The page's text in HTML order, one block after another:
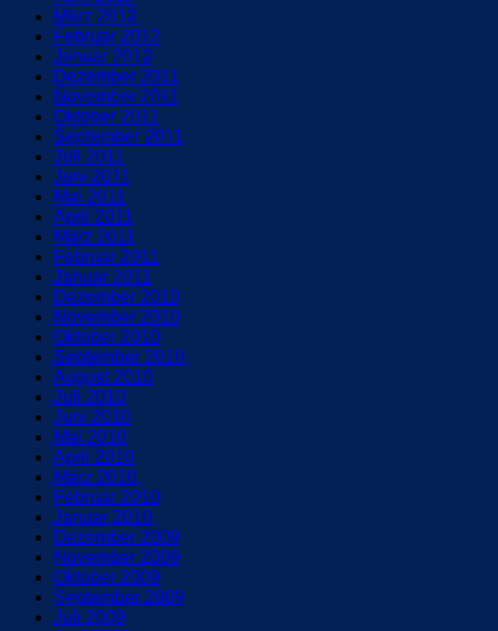
März 2012
Februar 2012
Januar 2012
Dezember 2011
November 2011
Oktober 2011
September 2011
Juli 2011
Juni 2011
Mai 2011
April 2011
März 2011
Februar 2011
Januar 2011
Dezember 2010
November 2010
Oktober 2010
September 2010
August 2010
Juli 2010
Juni 2010
Mai 2010
April 2010
März 2010
Februar 2010
Januar 2010
Dezember 2009
November 2009
Oktober 2009
September 2009
Juli 2009